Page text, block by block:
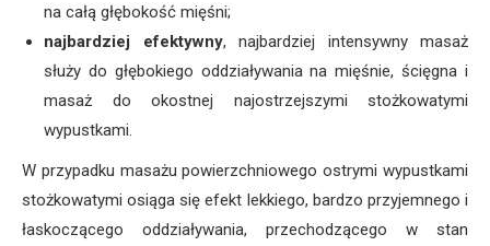
na całą głębokość mięśni;
najbardziej efektywny, najbardziej intensywny masaż
służy do głębokiego oddziaływania na mięśnie, ścięgna i
masaż do okostnej najostrzejszymi stożkowatymi
wypustkami.
W przypadku masażu powierzchniowego ostrymi wypustkami
stożkowatymi osiąga się efekt lekkiego, bardzo przyjemnego i
łaskoczącego oddziaływania, przechodzącego w stan